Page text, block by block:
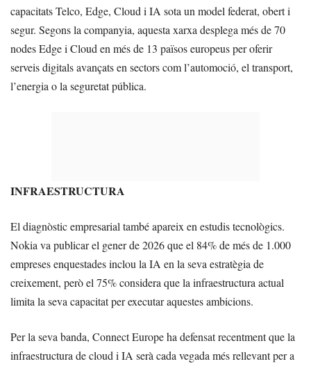
capacitats Telco, Edge, Cloud i IA sota un model federat, obert i
segur. Segons la companyia, aquesta xarxa desplega més de 70
nodes Edge i Cloud en més de 13 països europeus per oferir
serveis digitals avançats en sectors com l’automoció, el transport,
l’energia o la seguretat pública.
INFRAESTRUCTURA
El diagnòstic empresarial també apareix en estudis tecnològics.
Nokia va publicar el gener de 2026 que el 84% de més de 1.000
empreses enquestades inclou la IA en la seva estratègia de
creixement, però el 75% considera que la infraestructura actual
limita la seva capacitat per executar aquestes ambicions.
Per la seva banda, Connect Europe ha defensat recentment que la
infraestructura de cloud i IA serà cada vegada més rellevant per a